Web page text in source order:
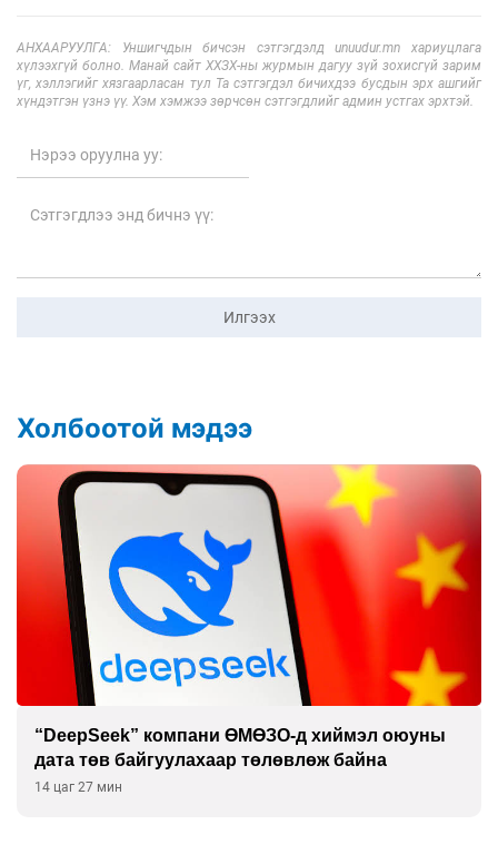
АНХААРУУЛГА: Уншигчдын бичсэн сэтгэгдэлд unuudur.mn хариуцлага
хүлээхгүй болно. Манай сайт ХХЗХ-ны журмын дагуу зүй зохисгүй зарим
үг, хэллэгийг хязгаарласан тул Та сэтгэгдэл бичихдээ бусдын эрх ашгийг
хүндэтгэн үзнэ үү. Хэм хэмжээ зөрчсөн сэтгэгдлийг админ устгах эрхтэй.
Илгээх
Холбоотой мэдээ
“DeepSeek” компани ӨМӨЗО-д хиймэл оюуны
дата төв байгуулахаар төлөвлөж байна
14 цаг 27 мин